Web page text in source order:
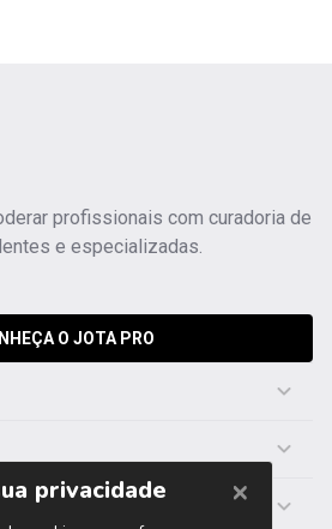
profissionais com curadoria de
e especializadas.
O JOTA PRO